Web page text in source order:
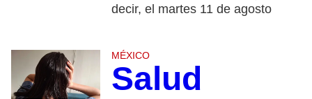
decir, el martes 11 de agosto
MÉXICO
Salud